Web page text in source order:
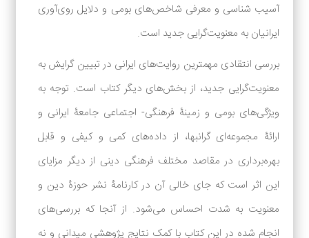
آسیب شناسی و معرفی شاخص‌های بومی و دلایل روی‌آوری
ایرانیان به معنویت‌گرایی جدید است.
بررسی انتقادی مهمترین روایت‌های ایرانی در تبیین گرایش به
معنویت‌گرایی جدید، از بخش‌های دیگر کتاب است. توجه به
ویژگی‌های بومی و ‌زمینۀ فرهنگی- اجتماعی جامعۀ ایرانی و
ارائۀ مجموعه‌ای گرانبها، از داده‌های کمی و کیفی و قابل
بهره‌برداری در مقاصد مختلف فرهنگی دینی از دیگر مزایای
این اثر است که جای خالی آن در کارنامۀ نشر حوزۀ دین و
معنویت به شدت احساس می‌شود. از آنجا که بررسی‌های
انجام شده در این کتاب با کمک نتایج پژوهشی میدانی و نه
5